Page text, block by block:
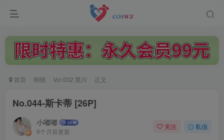
首页 明细 Vol.002 黑川 正文
No.044-斯卡蒂 [26P]
小嘟嘟
9个月前更新
关注 私信